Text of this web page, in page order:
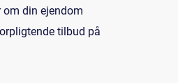
din ejendom
tilbud på